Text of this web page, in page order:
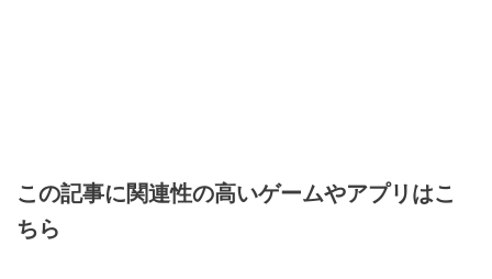
この記事に関連性の高いゲームやアプリはこ
ちら